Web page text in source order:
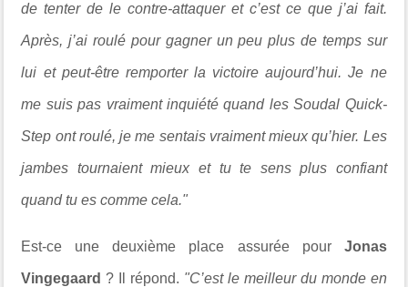
de tenter de le contre-attaquer et c’est ce que j’ai fait.
Après, j’ai roulé pour gagner un peu plus de temps sur
lui et peut-être remporter la victoire aujourd’hui. Je ne
me suis pas vraiment inquiété quand les Soudal Quick-
Step ont roulé, je me sentais vraiment mieux qu’hier. Les
jambes tournaient mieux et tu te sens plus confiant
quand tu es comme cela."
Est-ce une deuxième place assurée pour Jonas
Vingegaard ? Il répond. "C’est le meilleur du monde en